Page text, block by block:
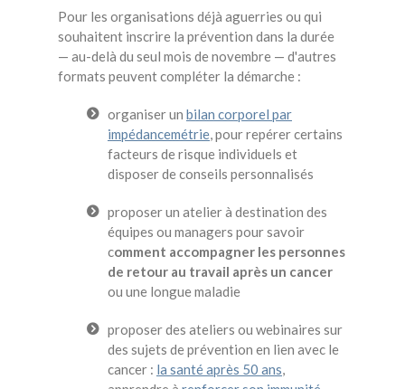
Pour les organisations déjà aguerries ou qui
souhaitent inscrire la prévention dans la durée
— au-delà du seul mois de novembre — d'autres
formats peuvent compléter la démarche :
organiser un bilan corporel par
impédancemétrie, pour repérer certains
facteurs de risque individuels et
disposer de conseils personnalisés
proposer un atelier à destination des
équipes ou managers pour savoir
comment accompagner les personnes
de retour au travail après un cancer
ou une longue maladie
proposer des ateliers ou webinaires sur
des sujets de prévention en lien avec le
cancer : la santé après 50 ans,